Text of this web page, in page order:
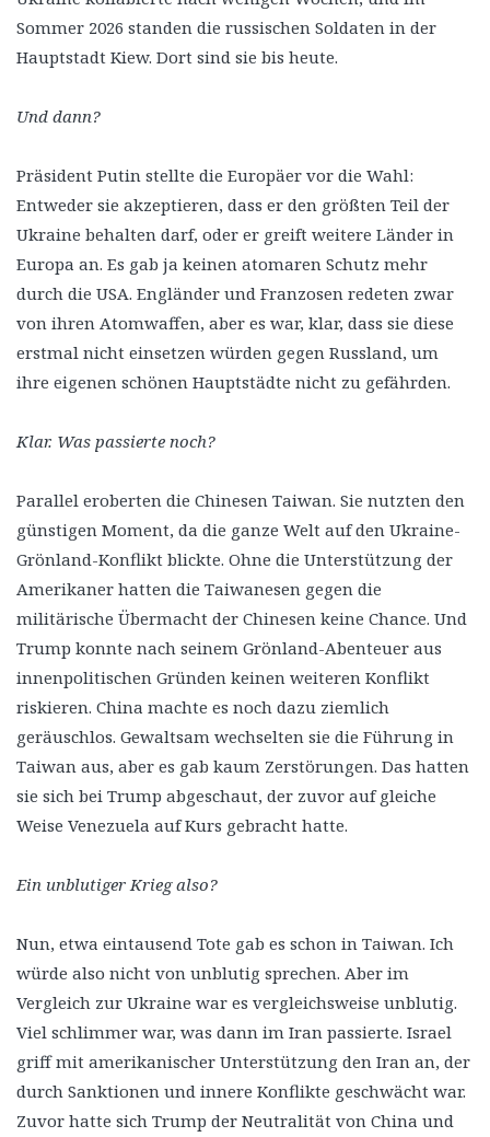
Sommer 2026 standen die russischen Soldaten in der
Hauptstadt Kiew. Dort sind sie bis heute.
Und dann?
Präsident Putin stellte die Europäer vor die Wahl:
Entweder sie akzeptieren, dass er den größten Teil der
Ukraine behalten darf, oder er greift weitere Länder in
Europa an. Es gab ja keinen atomaren Schutz mehr
durch die USA. Engländer und Franzosen redeten zwar
von ihren Atomwaffen, aber es war, klar, dass sie diese
erstmal nicht einsetzen würden gegen Russland, um
ihre eigenen schönen Hauptstädte nicht zu gefährden.
Klar. Was passierte noch?
Parallel eroberten die Chinesen Taiwan. Sie nutzten den
günstigen Moment, da die ganze Welt auf den Ukraine-
Grönland-Konflikt blickte. Ohne die Unterstützung der
Amerikaner hatten die Taiwanesen gegen die
militärische Übermacht der Chinesen keine Chance. Und
Trump konnte nach seinem Grönland-Abenteuer aus
innenpolitischen Gründen keinen weiteren Konflikt
riskieren. China machte es noch dazu ziemlich
geräuschlos. Gewaltsam wechselten sie die Führung in
Taiwan aus, aber es gab kaum Zerstörungen. Das hatten
sie sich bei Trump abgeschaut, der zuvor auf gleiche
Weise Venezuela auf Kurs gebracht hatte.
Ein unblutiger Krieg also?
Nun, etwa eintausend Tote gab es schon in Taiwan. Ich
würde also nicht von unblutig sprechen. Aber im
Vergleich zur Ukraine war es vergleichsweise unblutig.
Viel schlimmer war, was dann im Iran passierte. Israel
griff mit amerikanischer Unterstützung den Iran an, der
durch Sanktionen und innere Konflikte geschwächt war.
Zuvor hatte sich Trump der Neutralität von China und